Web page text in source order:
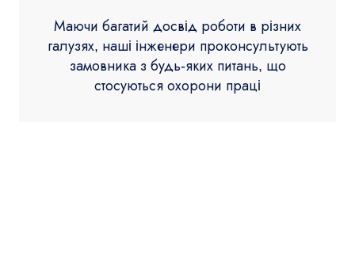
Маючи багатий досвід роботи в різних
галузях, наші інженери проконсультують
замовника з будь-яких питань, що
стосуються охорони праці